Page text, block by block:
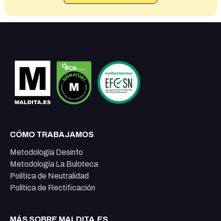
CÓMO TRABAJAMOS
Metodología Desinfo
Metodología La Buloteca
Política de Neutralidad
Política de Rectificación
MÁS SOBRE MALDITA.ES